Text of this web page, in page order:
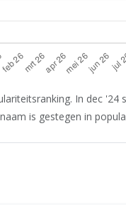
In dec '24
is gestegen in